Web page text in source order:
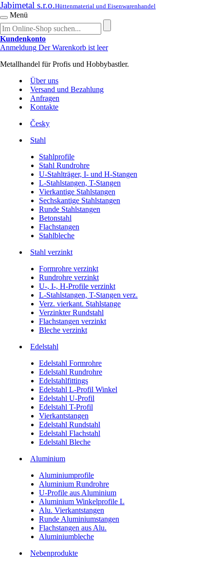
Jabimetal s.r.o.Hüttenmaterial und Eisenwarenhandel
Menü
Kundenkonto
Anmeldung Der Warenkorb ist leer
Metallhandel für Profis und Hobbybastler.
Über uns
Versand und Bezahlung
Anfragen
Kontakte
Česky
Stahl
Stahlprofile
Stahl Rundrohre
U-Stahlträger, I- und H-Stangen
L-Stahlstangen, T-Stangen
Vierkantige Stahlstangen
Sechskantige Stahlstangen
Runde Stahlstangen
Betonstahl
Flachstangen
Stahlbleche
Stahl verzinkt
Formrohre verzinkt
Rundrohre verzinkt
U-, I-, H-Profile verzinkt
L-Stahlstangen, T-Stangen verz.
Verz. vierkant. Stahlstange
Verzinkter Rundstahl
Flachstangen verzinkt
Bleche verzinkt
Edelstahl
Edelstahl Formrohre
Edelstahl Rundrohre
Edelstahlfittings
Edelstahl L-Profil Winkel
Edelstahl U-Profil
Edelstahl T-Profil
Vierkantstangen
Edelstahl Rundstahl
Edelstahl Flachstahl
Edelstahl Bleche
Aluminium
Aluminiumprofile
Aluminium Rundrohre
U-Profile aus Aluminium
Aluminium Winkelprofile L
Alu. Vierkantstangen
Runde Aluminiumstangen
Flachstangen aus Alu.
Aluminiumbleche
Nebenprodukte